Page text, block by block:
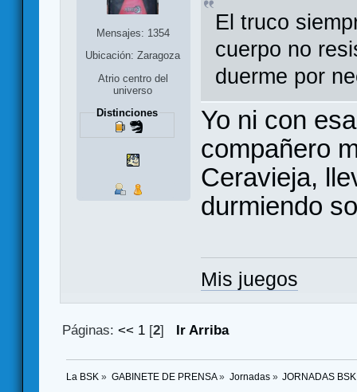
Mensajes: 1354
Ubicación: Zaragoza
Atrio centro del
universo
Distinciones
El truco
cuerpo no
duerme por
Yo ni con
compañero
Ceravieja,
durmiendo
Mis juegos
Páginas:<< 1 [2] Ir Arriba
La BSK » GABINETE DE PRENSA» Jornadas» JORNADAS BSK